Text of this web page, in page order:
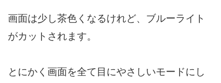
画面は少し茶色くなるけれど、ブルーライト
がカットされます。
とにかく画面を全て目にやさしいモードにし